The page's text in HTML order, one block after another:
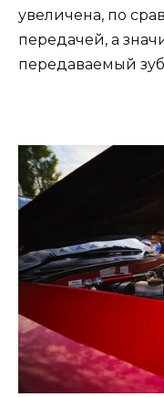
увеличена, по
передачей, а
передаваемый